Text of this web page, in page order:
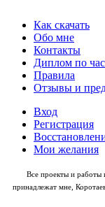
Как скачать
Обо мне
Контакты
Диплом по
Правила
Отзывы и
Вход
Регистрация
Мои желания
Все проекты и работы
принадлежат мне,